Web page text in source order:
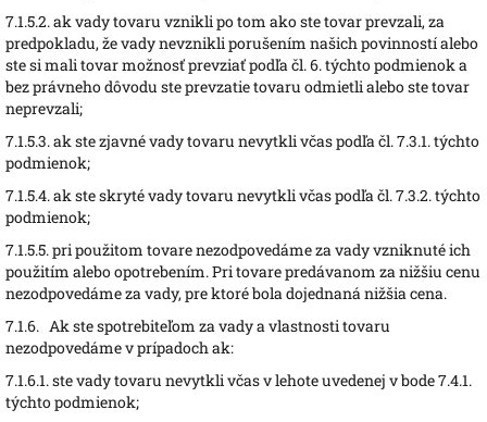
7.1.5.2.ak vady tovaru vznikli po tom ako ste tovar prevzali, za
predpokladu, že vady nevznikli porušením našich povinností alebo
ste si mali tovar možnosť prevziať podľa čl. 6. týchto podmienok a
bez právneho dôvodu ste prevzatie tovaru odmietli alebo ste tovar
neprevzali;
7.1.5.3.ak ste zjavné vady tovaru nevytkli včas podľa čl. 7.3.1. týchto
podmienok;
7.1.5.4.ak ste skryté vady tovaru nevytkli včas podľa čl. 7.3.2. týchto
podmienok;
7.1.5.5.pri použitom tovare nezodpovedáme za vady vzniknuté ich
použitím alebo opotrebením. Pri tovare predávanom za nižšiu cenu
nezodpovedáme za vady, pre ktoré bola dojednaná nižšia cena.
7.1.6. Ak ste spotrebiteľom za vady a vlastnosti tovaru
nezodpovedáme v prípadoch ak:
7.1.6.1.ste vady tovaru nevytkli včas v lehote uvedenej v bode 7.4.1.
týchto podmienok;